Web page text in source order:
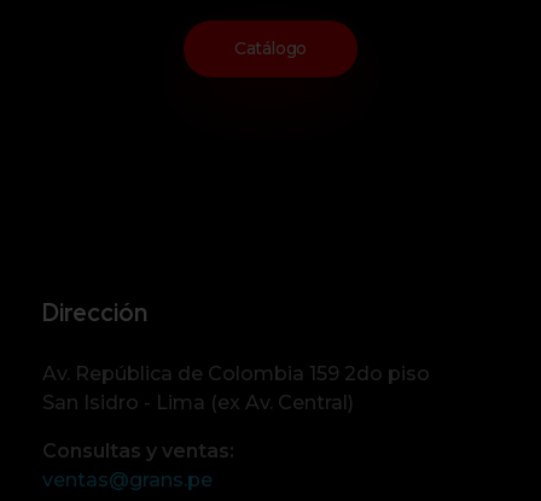
Catálogo
Dirección
Av. República de Colombia 159 2do piso
San Isidro - Lima (ex Av. Central)
Consultas y ventas:
ventas@grans.pe